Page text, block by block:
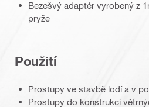
Bezešvý adaptér vyrobený z
pryže
Použití
Prostupy ve stavbě lodí a v
Prostupy do konstrukcí